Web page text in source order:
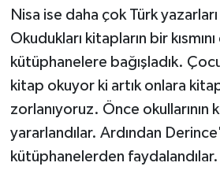
Nisa ise daha çok Türk
Okudukları kitapların bir
kütüphanelere bağışladık.
kitap okuyor ki artık onlara
zorlanıyoruz. Önce okullarının
yararlandılar. Ardından
kütüphanelerden faydalandılar.